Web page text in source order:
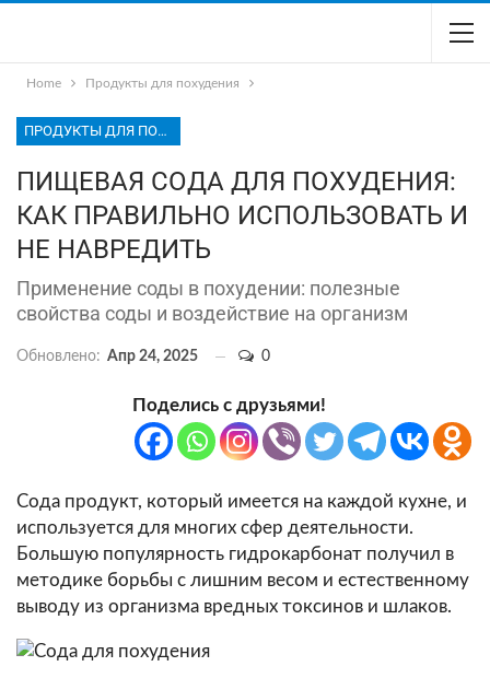
Home Продукты для похудения
ПРОДУКТЫ ДЛЯ ПОХУДЕНИЯ
ПИЩЕВАЯ СОДА ДЛЯ ПОХУДЕНИЯ:
КАК ПРАВИЛЬНО ИСПОЛЬЗОВАТЬ И
НЕ НАВРЕДИТЬ
Применение соды в похудении: полезные
свойства соды и воздействие на организм
Обновлено: Апр 24, 2025 0
Поделись с друзьями!
Сода продукт, который имеется на каждой кухне, и
используется для многих сфер деятельности.
Большую популярность гидрокарбонат получил в
методике борьбы с лишним весом и естественному
выводу из организма вредных токсинов и шлаков.